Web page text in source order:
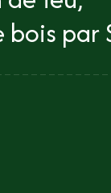
par